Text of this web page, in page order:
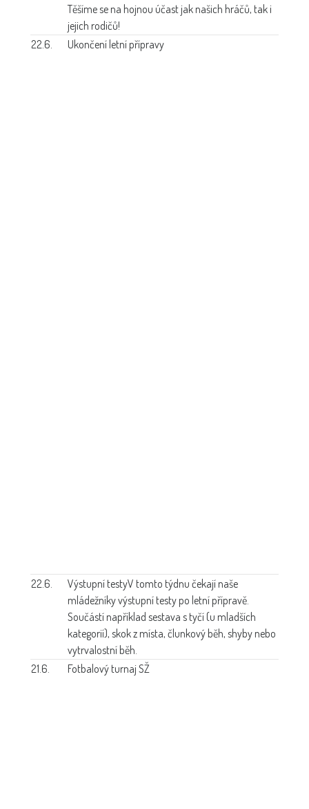
Těšíme se na hojnou účast jak našich hráčů, tak i
jejich rodičů!
22.6.
Ukončení letní přípravy
22.6. Výstupní testyV tomto týdnu čekají naše
mládežníky výstupní testy po letní přípravě.
Součástí například sestava s tyčí (u mladších
kategorií), skok z místa, člunkový běh, shyby nebo
vytrvalostní běh.
21.6.
Fotbalový turnaj SŽ